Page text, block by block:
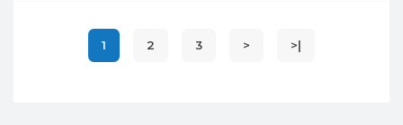
1 2 3 > >|